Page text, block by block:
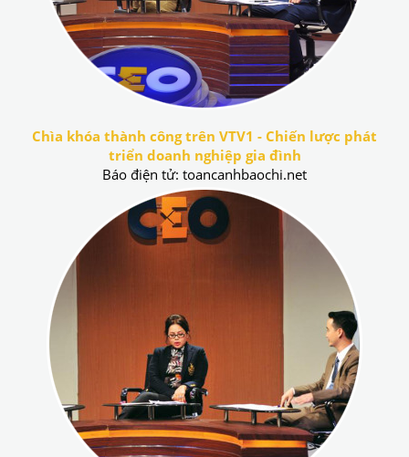
Chìa khóa thành công trên VTV1 - Chiến lược phát
triển doanh nghiệp gia đình
Báo điện tử: toancanhbaochi.net